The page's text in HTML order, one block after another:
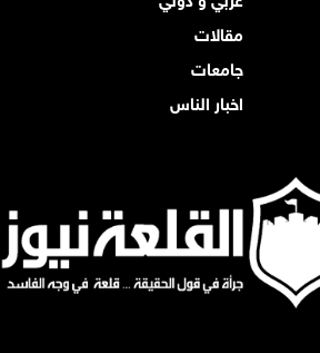
مقالات
جامعات
اخبار الناس